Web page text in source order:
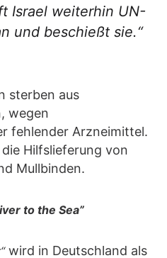
Israel weiterhin UN-
und beschießt sie.“
sterben aus
wegen
fehlender Arzneimittel.
Hilfslieferung von
Mullbinden.
to the Sea”
wird in Deutschland als